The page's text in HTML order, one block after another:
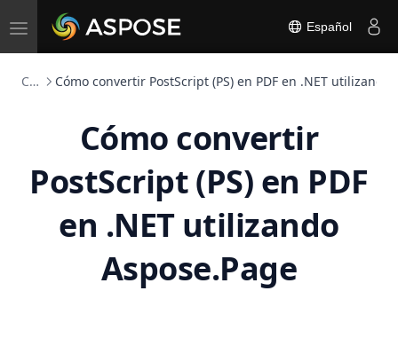
Toggle
navigation
Español
Convertidor PS Cómo convertir PostScript (PS) en PDF en .NET utilizando
Cómo convertir
PostScript (PS) en PDF
en .NET utilizando
Aspose.Page